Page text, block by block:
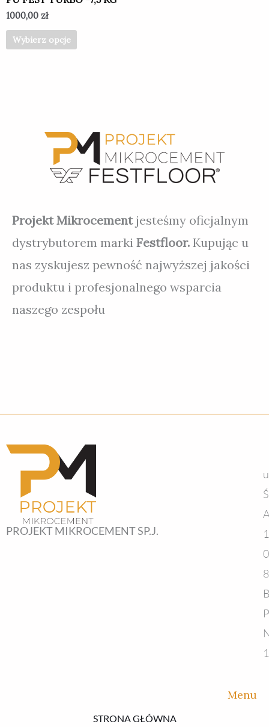
1000,00 zł
Wybierz opcje
Projekt Mikrocement jesteśmy oficjalnym
dystrybutorem marki Festfloor. Kupując u
nas zyskujesz pewność najwyższej jakości
produktu i profesjonalnego wsparcia
naszego zespołu
PROJEKT MIKROCEMENT SP.J.
Menu
STRONA GŁÓWNA